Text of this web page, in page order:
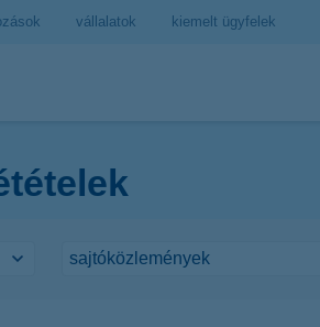
vállalatok kiemelt ügyfelek